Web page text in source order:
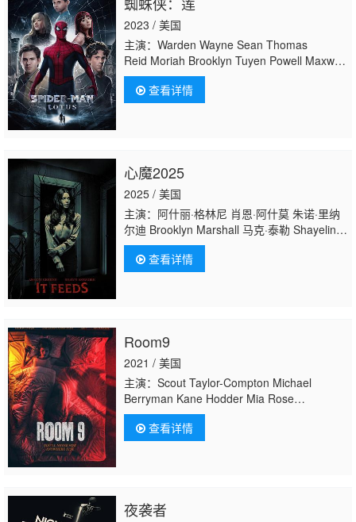
2023 / 美国
主演：Warden Wayne Sean Thomas
Reid Moriah Brooklyn Tuyen Powell Maxwell
Fox-Andrews Justin Hargrove Mariah Fox 保
罗·罗根 Landon Konop Tristan
Lawrence Tyler Rostedt Scott Dye Travis
查看详情
心魔2025
2025 / 美国
主演：阿什丽·格林尼 肖恩·阿什莫 朱诺·里纳
尔迪 Brooklyn Marshall 马克·泰勒 Shayelin
Martin 朱利安·瑞钦斯 多夫·蒂芬巴奇 莉斯·基
林 Scott Baker Ellie O #039;Brien Eadie
Murphy Christina Beth Hughes Peter
查看详情
Room9
2021 / 美国
主演：Scout Taylor-Compton Michael
Berryman Kane Hodder Mia Rose
Kavensky Brooklyn Benson
查看详情
夜袭者